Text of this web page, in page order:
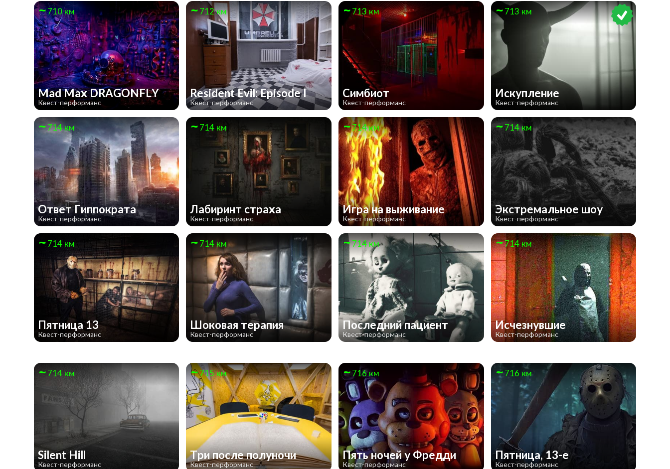
710 км
Mad Max DRAGONFLY
Квест-перформанс
712 км
Resident Evil: Episode I
Квест-перформанс
713 км
Симбиот
Квест-перформанс
713 км
Искупление
Квест-перформанс
714 км
Ответ Гиппократа
Квест-перформанс
714 км
Лабиринт страха
Квест-перформанс
714 км
Игра на выживание
Квест-перформанс
714 км
Экстремальное шоу
Квест-перформанс
714 км
Пятница 13
Квест-перформанс
714 км
Шоковая терапия
Квест-перформанс
714 км
Последний пациент
Квест-перформанс
714 км
Исчезнувшие
Квест-перформанс
714 км
Silent Hill
Квест-перформанс
715 км
Три после полуночи
Квест-перформанс
716 км
Пять ночей у Фредди
Квест-перформанс
716 км
Пятница, 13-е
Квест-перформанс